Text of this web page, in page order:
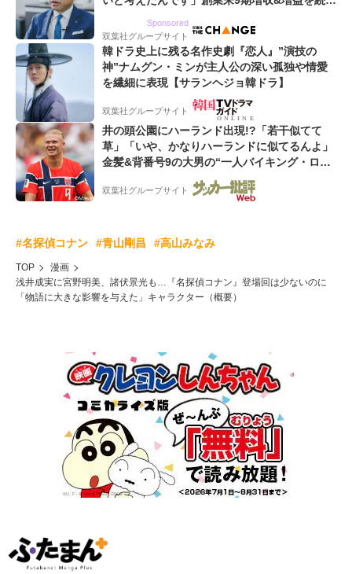
Sponsored
双葉社グループサイト
韓ドラ史上に残る名作史劇『恋人』”演技の
神”ナムグン・ミンが主人公の深い孤独や情愛
を繊細に表現【サランヘジョ韓ドラ】
双葉社グループサイト
井の頭公園にハーランド出現!?「若干似てて
草」「いや、かなりハーランドに似てるんよ」
金髪&背番号9の大男の“一人バイキング・ロ
ー”映像が話題!「元気をもらった」
双葉社グループサイト
#名探偵コナン #青山剛昌 #高山みなみ
TOP
漫画
浅井成実に宮野明美、諸伏景光も…『名探偵コナン』登場回は少ないのに
「物語に大きな影響を与えた」キャラクター（概要）